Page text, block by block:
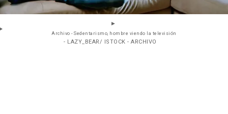
Archivo - Sedentarismo, hombre viendo la televisión
- LAZY_BEAR/ ISTOCK - ARCHIVO